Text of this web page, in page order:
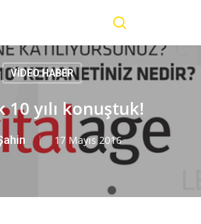
VİDEO HABER
10 yılı konuştuk!
17 Mayıs 2016